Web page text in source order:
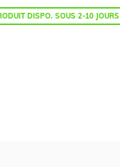
DISPO. SOUS 2-10 JOURS